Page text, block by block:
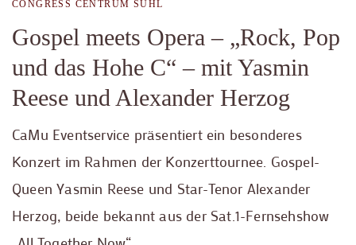
CONGRESS CENTRUM SUHL
Gospel meets Opera – „Rock, Pop
und das Hohe C“ – mit Yasmin
Reese und Alexander Herzog
CaMu Eventservice präsentiert ein besonderes
Konzert im Rahmen der Konzerttournee. Gospel-
Queen Yasmin Reese und Star-Tenor Alexander
Herzog, beide bekannt aus der Sat.1-Fernsehshow